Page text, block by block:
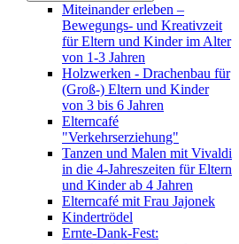
Miteinander erleben –
Bewegungs- und Kreativzeit
für Eltern und Kinder im Alter
von 1-3 Jahren
Holzwerken - Drachenbau für
(Groß-) Eltern und Kinder
von 3 bis 6 Jahren
Elterncafé
"Verkehrserziehung"
Tanzen und Malen mit Vivaldi
in die 4-Jahreszeiten für Eltern
und Kinder ab 4 Jahren
Elterncafé mit Frau Jajonek
Kindertrödel
Ernte-Dank-Fest: